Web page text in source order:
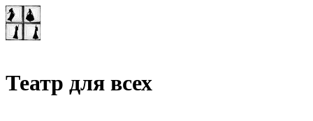
Театр для всех